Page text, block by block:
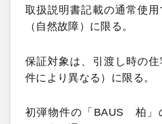
取扱説明書記載の通常使
（自然故障）に限る。
保証対象は、引渡し時の
件により異なる）に限る。
初弾物件の「BAUS 柏」